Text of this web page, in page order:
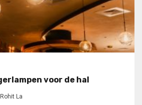
voor de hal
Rohit La